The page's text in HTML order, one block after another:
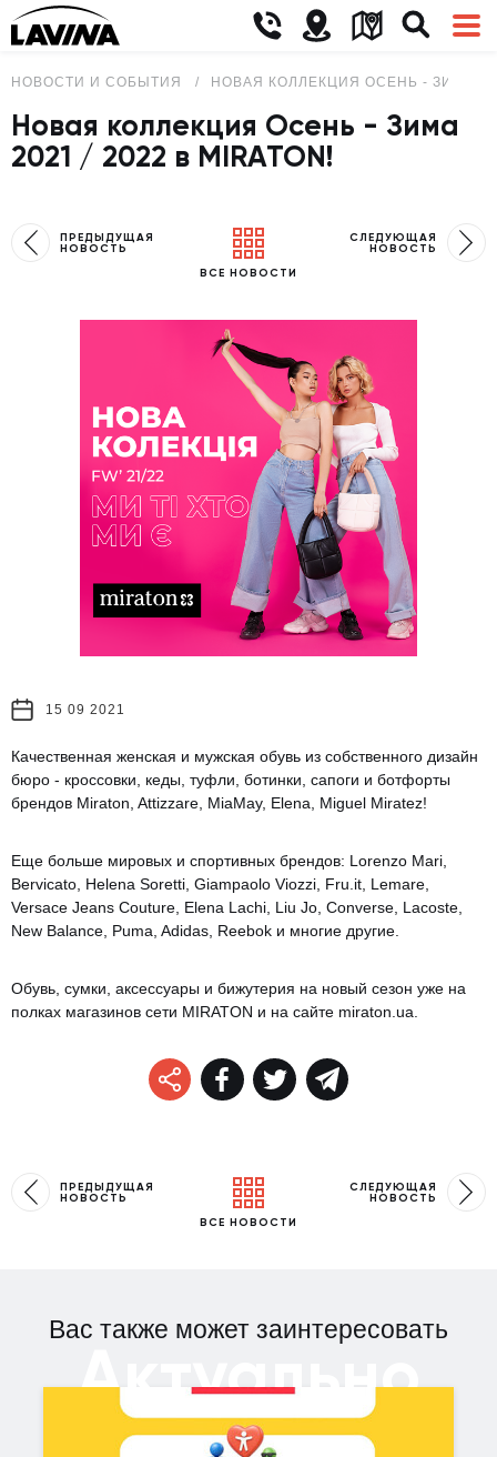
НОВОСТИ И СОБЫТИЯ НОВАЯ КОЛЛЕКЦИЯ ОСЕНЬ - ЗИМА
Новая коллекция Осень - Зима
2021 / 2022 в MIRATON!
ПРЕДЫДУЩАЯ
НОВОСТЬ
ВСЕ НОВОСТИ
СЛЕДУЮЩАЯ
НОВОСТЬ
15 09 2021
Качественная женская и мужская обувь из собственного дизайн
бюро - кроссовки, кеды, туфли, ботинки, сапоги и ботфорты
брендов Miraton, Attizzare, MiaMay, Elena, Miguel Miratez!
Еще больше мировых и спортивных брендов: Lorenzo Mari,
Bervicato, Helena Soretti, Giampaolo Viozzi, Fru.it, Lemare,
Versace Jeans Couture, Elena Lachi, Liu Jo, Converse, Lacoste,
New Balance, Puma, Adidas, Reebok и многие другие.
Обувь, сумки, аксессуары и бижутерия на новый сезон уже на
полках магазинов сети MIRATON и на сайте miraton.ua
ПРЕДЫДУЩАЯ
НОВОСТЬ
ВСЕ НОВОСТИ
СЛЕДУЮЩАЯ
НОВОСТЬ
Вас также может заинтересовать
Актуально